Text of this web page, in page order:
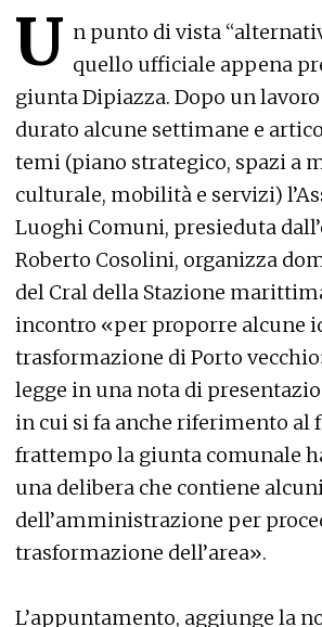
U n punto di vista
quello ufficiale appena
giunta Dipiazza. Dopo un
durato alcune settimane e
temi (piano strategico, spazi a
culturale, mobilità e servizi)
Luoghi Comuni, presieduta
Roberto Cosolini, organizza
del Cral della Stazione
incontro «per proporre alcune
trasformazione di Porto
legge in una nota di
in cui si fa anche riferimento al
frattempo la giunta comunale
una delibera che contiene
dell’amministrazione per
trasformazione dell’area».
L’appuntamento, aggiunge la